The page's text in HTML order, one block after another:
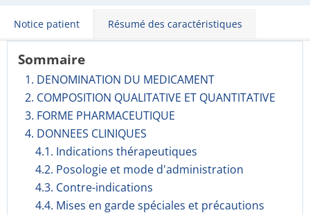
Notice patient Résumé des caractéristiques
Sommaire
1. DENOMINATION DU MEDICAMENT
2. COMPOSITION QUALITATIVE ET QUANTITATIVE
3. FORME PHARMACEUTIQUE
4. DONNEES CLINIQUES
4.1. Indications thérapeutiques
4.2. Posologie et mode d'administration
4.3. Contre-indications
4.4. Mises en garde spéciales et précautions